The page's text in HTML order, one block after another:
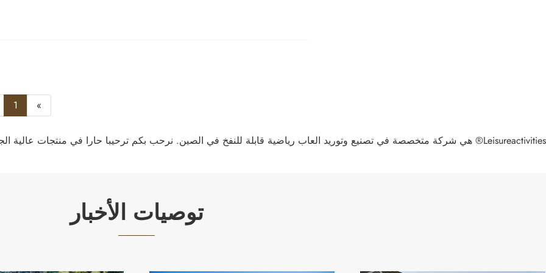
1 »
Leisureactivities® هي شركة متخصصة في تصنيع وتوريد العاب رياضية قابلة للنفخ في الصين. نرحب بكم ترحيبا حارا في منتجات عالية الجودة بالجملة بأسعار تنافسية من مصنعنا.
توصيات الأخبار